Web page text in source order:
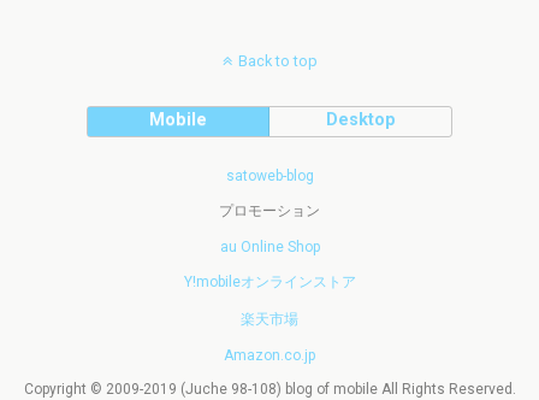
Back to top
Mobile Desktop
satoweb-blog
プロモーション
au Online Shop
Y!mobileオンラインストア
楽天市場
Amazon.co.jp
Copyright © 2009-2019 (Juche 98-108) blog of mobile All Rights Reserved.